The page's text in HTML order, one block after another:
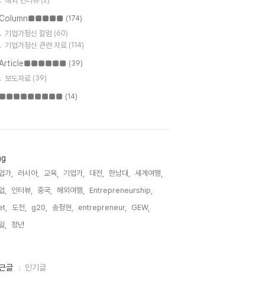
(174)
기업가정신 칼럼 (60)
기업가정신 관련 자료 (114)
(39)
보도자료 (39)
(14)
가, 러시아, 교육, 기업가, 대전, 한남대,
세계여행,
,
인터뷰, 중국, 해외여행,
Entrepreneurship,
도전, g20, 송정현, entrepreneur,
GEW,
,
청년,
글 인기글